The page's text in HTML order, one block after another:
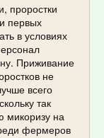
проростки
первых
в условиях
Приживание
не
всего
так
микоризу на
фермеров